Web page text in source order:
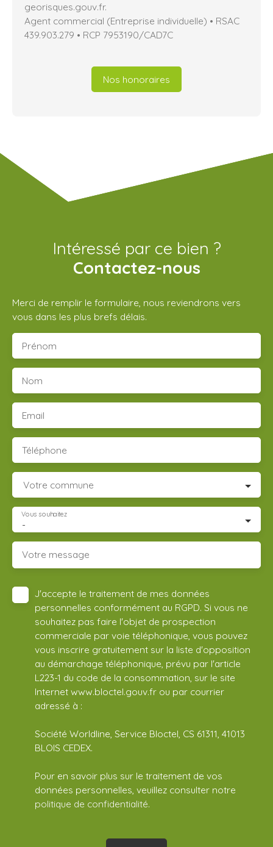
georisques.gouv.fr.
Agent commercial (Entreprise individuelle) • RSAC
439.903.279 • RCP 7953190/CAD7C
Nos honoraires
Intéressé par ce bien ?
Contactez-nous
Merci de remplir le formulaire, nous reviendrons vers
vous dans les plus brefs délais.
Prénom
Nom
Email
Téléphone
Votre commune
-
Vous souhaitez
Votre message
J'accepte le traitement de mes données
personnelles conformément au RGPD. Si vous ne
souhaitez pas faire l'objet de prospection
commerciale par voie téléphonique, vous pouvez
vous inscrire gratuitement sur la liste d'opposition
au démarchage téléphonique, prévu par l'article
L223-1 du code de la consommation, sur le site
Internet www.bloctel.gouv.fr ou par courrier
adressé à :
Société Worldline, Service Bloctel, CS 61311, 41013
BLOIS CEDEX.
Pour en savoir plus sur le traitement de vos
données personnelles, veuillez consulter notre
politique de confidentialité.